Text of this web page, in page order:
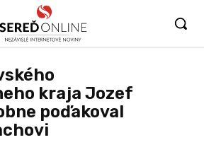
kraja Jozef
poďakoval